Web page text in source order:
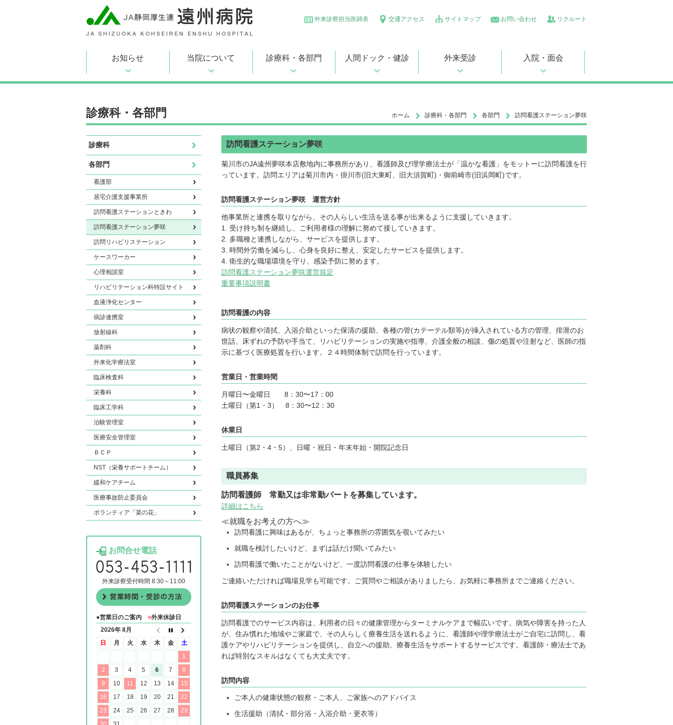
外来診察担当医師表 交通アクセス サイトマップ お問い合わせ リクルート
お知らせ 当院について 診療科・各部門 人間ドック・健診 外来受診 入院・面会
診療科・各部門 ホーム 診療科・各部門 各部門 訪問看護ステーション夢咲
訪問看護ステーション夢咲
菊川市のJA遠州夢咲本店敷地内に事務所があり、看護師及び理学療法士が「温かな看護」をモットーに訪問看護を行
っています。訪問エリアは菊川市内・掛川市(旧大東町、旧大須賀町)・御前崎市(旧浜岡町)です。
訪問看護ステーション夢咲 運営方針
他事業所と連携を取りながら、その人らしい生活を送る事が出来るように支援していきます。
1. 受け持ち制を継続し、ご利用者様の理解に努めて接していきます。
2. 多職種と連携しながら、サービスを提供します。
3. 時間外労働を減らし、心身を良好に整え、安定したサービスを提供します。
4. 衛生的な職場環境を守り、感染予防に努めます。
訪問看護ステーション夢咲運営規定
重要事項説明書
訪問看護の内容
病状の観察や清拭、入浴介助といった保清の援助、各種の管(カテーテル類等)が挿入されている方の管理、排泄のお
世話、床ずれの予防や手当て、リハビリテーションの実施や指導、介護全般の相談、傷の処置や注射など、医師の指
示に基づく医療処置を行います。２４時間体制で訪問を行っています。
営業日・営業時間
月曜日〜金曜日 8：30〜17：00
土曜日（第1・3） 8：30〜12：30
休業日
土曜日（第2・4・5）、日曜・祝日・年末年始・開院記念日
職員募集
訪問看護師 常勤又は非常勤パートを募集しています。
詳細はこちら
≪就職をお考えの方へ≫
訪問看護に興味はあるが、ちょっと事務所の雰囲気を覗いてみたい
就職を検討したいけど、まずは話だけ聞いてみたい
訪問看護で働いたことがないけど、一度訪問看護の仕事を体験したい
ご連絡いただければ職場見学も可能です。ご質問やご相談がありましたら、お気軽に事務所までご連絡ください。
訪問看護ステーションのお仕事
訪問看護でのサービス内容は、利用者の日々の健康管理からターミナルケアまで幅広いです。病気や障害を持った人
が、住み慣れた地域やご家庭で、その人らしく療養生活を送れるように、看護師や理学療法士がご自宅に訪問し、看
護ケアやリハビリテーションを提供し、自立への援助、療養生活をサポートするサービスです。看護師・療法士であ
れば特別なスキルはなくても大丈夫です。
訪問内容
ご本人の健康状態の観察・ご本人、ご家族へのアドバイス
生活援助（清拭・部分浴・入浴介助・更衣等）
診療科
各部門
看護部
居宅介護支援事業所
訪問看護ステーションときわ
訪問看護ステーション夢咲
訪問リハビリステーション
ケースワーカー
心理相談室
リハビリテーション科特設サイト
血液浄化センター
病診連携室
放射線科
薬剤科
外来化学療法室
臨床検査科
栄養科
臨床工学科
治験管理室
医療安全管理室
ＢＣＰ
NST（栄養サポートチーム）
緩和ケアチーム
医療事故防止委員会
ボランティア「菜の花」
お問合せ電話
外来診察受付時間 8:30～11:00
●営業日のご案内 ■外来休診日